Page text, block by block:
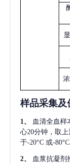
样品采集及
1、 血清全血样
心20分钟，取
于-20°C 或-80°C
2、 血浆抗凝剂